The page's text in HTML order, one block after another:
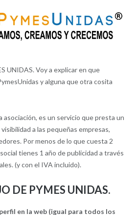
UNIDAS. Voy a explicar en que
y alguna que otra cosita
asociación, es un servicio que presta un
a las pequeñas empresas,
Por menos de lo que cuesta 2
tienes 1 año de publicidad a través
(y con el IVA incluido).
DE PYMES UNIDAS.
en la web (igual para todos los